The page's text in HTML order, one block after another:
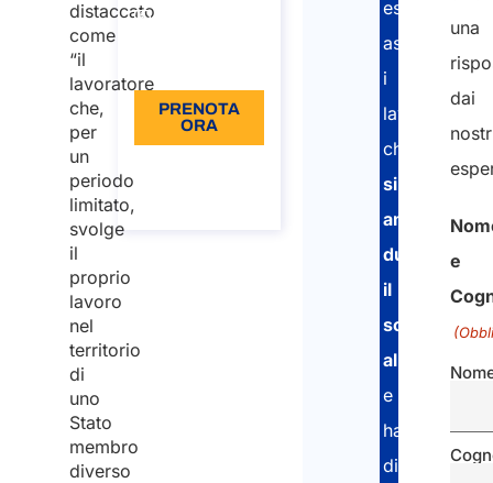
distaccato
come
“il
lavoratore
che,
per
un
periodo
limitato,
svolge
il
proprio
lavoro
nel
territorio
di
uno
Stato
membro
diverso
PRENOTA
ORA
esperti
assistono
i
lavoratori
che
si
ammalano
durante
il
soggiorno
all’estero
e
hanno
diritto
una
dai
e